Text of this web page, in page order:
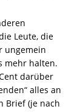
Leute, die
ungemein
mehr halten.
darüber
alles an
Brief (je nach